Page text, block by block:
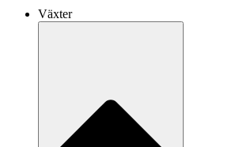
Växter